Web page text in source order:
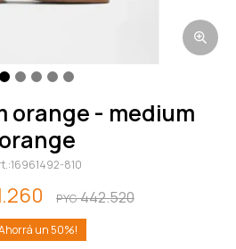
orange
16961492-810
PYG442.520
50